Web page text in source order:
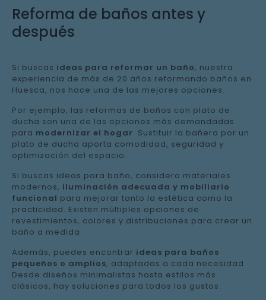
Reforma de baños antes y
después
Si buscas ideas para reformar un baño, nuestra
experiencia de más de 20 años reformando baños en
Huesca, nos hace una de las mejores opciones.
Por ejemplo, las reformas de baños con plato de
ducha son una de las opciones más demandadas
para modernizar el hogar. Sustituir la bañera por un
plato de ducha aporta comodidad, seguridad y
optimización del espacio.
Si buscas ideas para baño, considera materiales
modernos, iluminación adecuada y mobiliario
funcional para mejorar tanto la estética como la
practicidad. Existen múltiples opciones de
revestimientos, colores y distribuciones para crear un
baño a medida.
Además, puedes encontrar ideas para baños
pequeños o amplios, adaptadas a cada necesidad.
Desde diseños minimalistas hasta estilos más
clásicos, hay soluciones para todos los gustos.